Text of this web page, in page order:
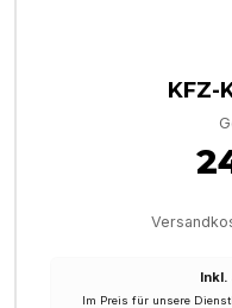
KFZ-
Inkl.
Im Preis für unsere